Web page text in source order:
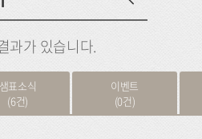
검
과가 있습니다.
샘표소식
(6건)
이벤트
(0건)